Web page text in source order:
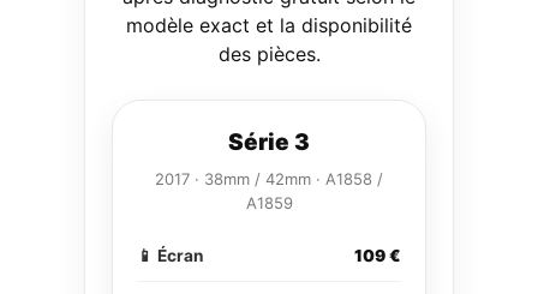
modèle exact et la disponibilité
des pièces.
Série 3
2017 · 38mm / 42mm · A1858 /
A1859
📱 Écran 109 €